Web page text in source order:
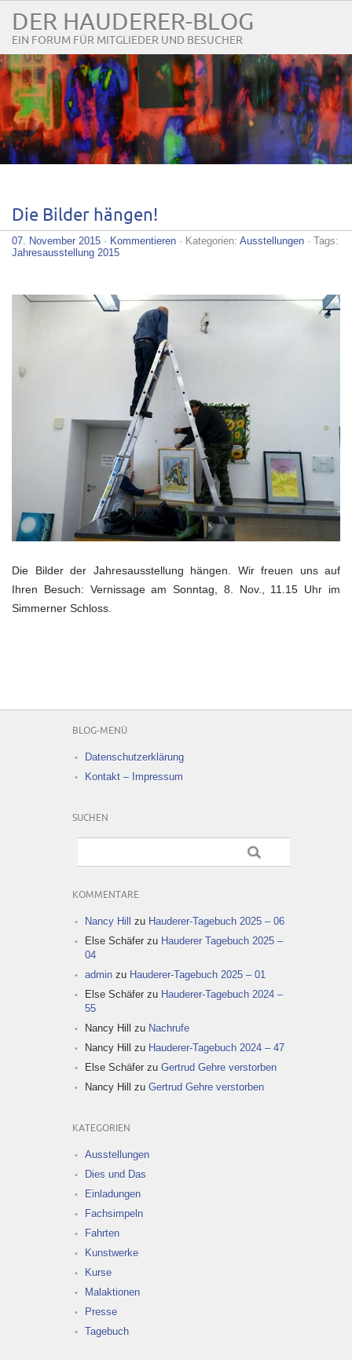
DER HAUDERER-BLOG
EIN FORUM FÜR MITGLIEDER UND BESUCHER
Die Bilder hängen!
07. November 2015 · Kommentieren · Kategorien: Ausstellungen · Tags:
Jahresausstellung 2015
Die Bilder der Jahresausstellung hängen. Wir freuen uns auf
Ihren Besuch: Vernissage am Sonntag, 8. Nov., 11.15 Uhr im
Simmerner Schloss.
BLOG-MENÜ
Datenschutzerklärung
Kontakt – Impressum
SUCHEN
KOMMENTARE
Nancy Hill zu Hauderer-Tagebuch 2025 – 06
Else Schäfer zu Hauderer Tagebuch 2025 –
04
admin zu Hauderer-Tagebuch 2025 – 01
Else Schäfer zu Hauderer-Tagebuch 2024 –
55
Nancy Hill zu Nachrufe
Nancy Hill zu Hauderer-Tagebuch 2024 – 47
Else Schäfer zu Gertrud Gehre verstorben
Nancy Hill zu Gertrud Gehre verstorben
KATEGORIEN
Ausstellungen
Dies und Das
Einladungen
Fachsimpeln
Fahrten
Kunstwerke
Kurse
Malaktionen
Presse
Tagebuch